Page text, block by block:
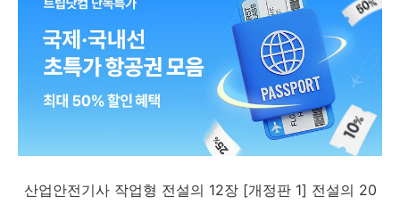
산업안전기사 작업형 전설의 12장 [개정판 1] 전설의 20